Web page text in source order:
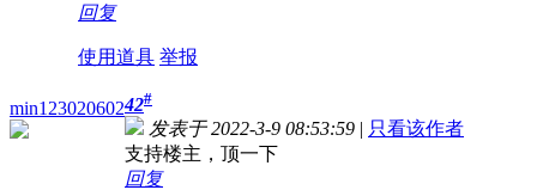
回复
使用道具 举报
min12302060242#
发表于 2022-3-9 08:53:59 | 只看该作者
支持楼主，顶一下
回复